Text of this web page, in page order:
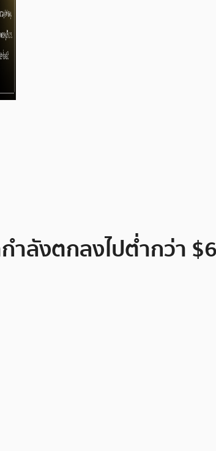
ำลังตกลงไปต่ำกว่า